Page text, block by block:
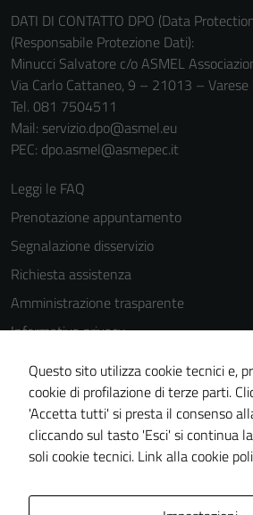
DATI DI CONTATTO DPO (Data
(Responsabile Protezione Dati):
Minucci Salvatore c/o ASMEL
Via Carlo Cattaneo, 9 – 21013 – Varese
Tel. 081 7504511
Mail: servizio.dpo@asmel.eu
PEC: dpo.asmel@asmepec.it
Leggi le FAQ
Prenotazione appuntamento
Segnalazione disservizio
Richiesta assistenza
Amministrazione trasparente
Informativa privacy
Cookie Policy
Note legali
Dichiarazione di accessibilità
Piano di miglioramento del sito
Questo sito utilizza cookie tecnici e,
cookie di profilazione di terze parti.
'Accetta tutti' si presta il consenso
cliccando sul tasto 'Esci' si continua
soli cookie tecnici. Link alla cookie
per il